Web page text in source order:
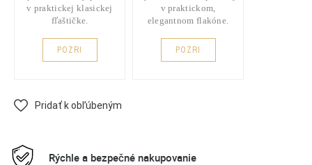
v praktickej klasickej
fľaštičke.
POZRI
v praktickom,
elegantnom flakóne.
POZRI
Pridať k obľúbeným
Rýchle a bezpečné nakupovanie